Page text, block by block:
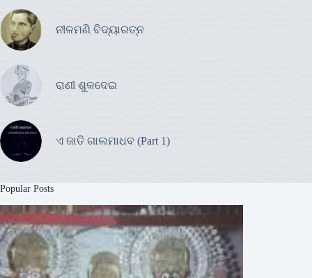
ନୀଳମଣି ବିଦ୍ୟାରତ୍ନ
ରାଣୀ ଶୁକଦେଇ
ଏ ଜାତି ଗାଲମାଧବ (Part 1)
Popular Posts